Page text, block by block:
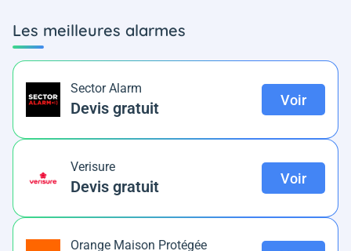
Les meilleures alarmes
Sector Alarm
Devis gratuit Voir
Verisure
Devis gratuit Voir
Orange Maison Protégée